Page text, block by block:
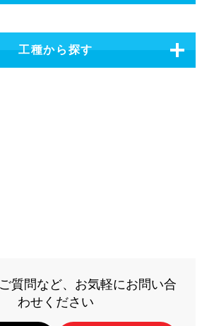
工種から探す
質問など、お気軽にお問い合
わせください